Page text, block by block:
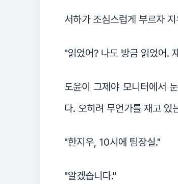
서하가 조심스럽게 부르자
"읽었어? 나도 방금 읽었어.
도윤이 그제야 모니터에서
다. 오히려 무언가를 재고 있
"한지우, 10시에 팀장실."
"알겠습니다."